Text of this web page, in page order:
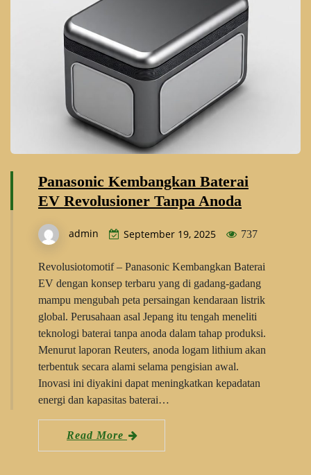
Panasonic Kembangkan Baterai
EV Revolusioner Tanpa Anoda
admin September 19, 2025 737
Revolusiotomotif – Panasonic Kembangkan Baterai
EV dengan konsep terbaru yang di gadang-gadang
mampu mengubah peta persaingan kendaraan listrik
global. Perusahaan asal Jepang itu tengah meneliti
teknologi baterai tanpa anoda dalam tahap produksi.
Menurut laporan Reuters, anoda logam lithium akan
terbentuk secara alami selama pengisian awal.
Inovasi ini diyakini dapat meningkatkan kepadatan
energi dan kapasitas baterai…
Read More